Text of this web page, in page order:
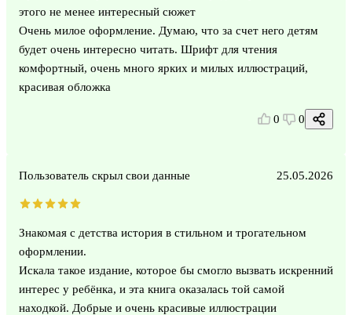
этого не менее интересный сюжет
Очень милое оформление. Думаю, что за счет него детям
будет очень интересно читать. Шрифт для чтения
комфортный, очень много ярких и милых иллюстраций,
красивая обложка
0 0
Пользователь скрыл свои данные 25.05.2026
Знакомая с детства история в стильном и трогательном
оформлении.
Искала такое издание, которое бы смогло вызвать искренний
интерес у ребёнка, и эта книга оказалась той самой
находкой. Добрые и очень красивые иллюстрации